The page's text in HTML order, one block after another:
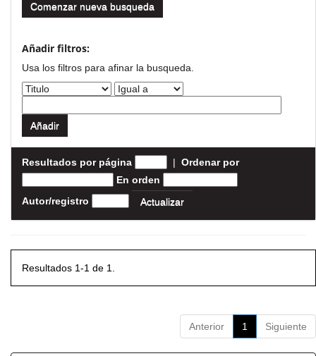
Comenzar nueva busqueda
Añadir filtros:
Usa los filtros para afinar la busqueda.
Resultados por página | Ordenar por
En orden
Autor/registro
Resultados 1-1 de 1.
Anterior 1 Siguiente